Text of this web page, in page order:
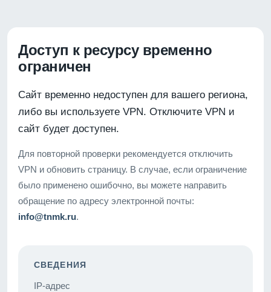
Доступ к ресурсу временно
ограничен
Сайт временно недоступен для вашего региона,
либо вы используете VPN. Отключите VPN и
сайт будет доступен.
Для повторной проверки рекомендуется отключить
VPN и обновить страницу. В случае, если ограничение
было применено ошибочно, вы можете направить
обращение по адресу электронной почты:
info@tnmk.ru.
СВЕДЕНИЯ
IP-адрес